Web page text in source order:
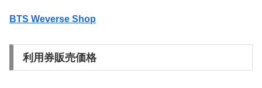
BTS Weverse Shop
利用券販売価格